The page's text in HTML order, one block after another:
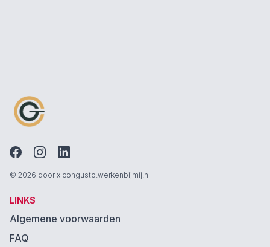
© 2026 door xlcongusto.werkenbijmij.nl
LINKS
Algemene voorwaarden
FAQ